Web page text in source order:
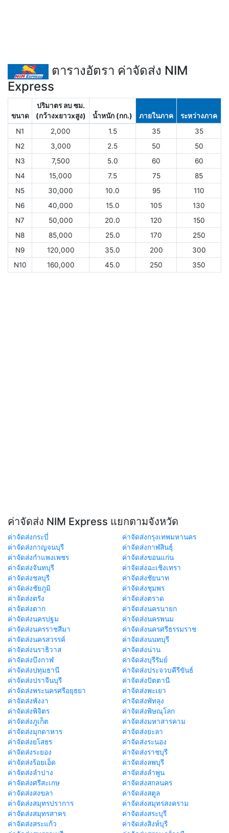
ตารางอัตรา ค่าจัดส่ง NIM
Express
ขนาด
ปริมาตร ลบ ซม.
(กว้างxยาวxสูง)
น้ำหนัก (กก.) ภายในภาค
ระหว่างภาค
N1
2,000 1.5 35
35
N2
3,000 2.5 50
50
N3
7,500 5.0 60
60
N4
15,000 7.5 75
85
N5
30,000 10.0 95
110
N6
40,000 15.0 105
130
N7
50,000 20.0 120
150
N8
85,000 25.0 170
250
N9
120,000 35.0 200
300
N10
160,000 45.0 250 350
ค่าจัดส่ง NIM Express แยกตามจังหวัด
ค่าจัดส่งกระบี่
ค่าจัดส่งกรุงเทพมหานคร
ค่าจัดส่งกาญจนบุรี
ค่าจัดส่งกาฬสินธุ์
ค่าจัดส่งกำแพงเพชร
ค่าจัดส่งขอนแก่น
ค่าจัดส่งจันทบุรี
ค่าจัดส่งฉะเชิงเทรา
ค่าจัดส่งชลบุรี
ค่าจัดส่งชัยนาท
ค่าจัดส่งชัยภูมิ
ค่าจัดส่งชุมพร
ค่าจัดส่งตรัง
ค่าจัดส่งตราด
ค่าจัดส่งตาก
ค่าจัดส่งนครนายก
ค่าจัดส่งนครปฐม
ค่าจัดส่งนครพนม
ค่าจัดส่งนครราชสีมา
ค่าจัดส่งนครศรีธรรมราช
ค่าจัดส่งนครสวรรค์
ค่าจัดส่งนนทบุรี
ค่าจัดส่งนราธิวาส
ค่าจัดส่งน่าน
ค่าจัดส่งบึงกาฬ
ค่าจัดส่งบุรีรัมย์
ค่าจัดส่งปทุมธานี
ค่าจัดส่งประจวบคีรีขันธ์
ค่าจัดส่งปราจีนบุรี
ค่าจัดส่งปัตตานี
ค่าจัดส่งพระนครศรีอยุธยา
ค่าจัดส่งพะเยา
ค่าจัดส่งพังงา
ค่าจัดส่งพัทลุง
ค่าจัดส่งพิจิตร
ค่าจัดส่งพิษณุโลก
ค่าจัดส่งภูเก็ต
ค่าจัดส่งมหาสารคาม
ค่าจัดส่งมุกดาหาร
ค่าจัดส่งยะลา
ค่าจัดส่งยโสธร
ค่าจัดส่งระนอง
ค่าจัดส่งระยอง
ค่าจัดส่งราชบุรี
ค่าจัดส่งร้อยเอ็ด
ค่าจัดส่งลพบุรี
ค่าจัดส่งลำปาง
ค่าจัดส่งลำพูน
ค่าจัดส่งศรีสะเกษ
ค่าจัดส่งสกลนคร
ค่าจัดส่งสงขลา
ค่าจัดส่งสตูล
ค่าจัดส่งสมุทรปราการ
ค่าจัดส่งสมุทรสงคราม
ค่าจัดส่งสมุทรสาคร
ค่าจัดส่งสระบุรี
ค่าจัดส่งสระแก้ว
ค่าจัดส่งสิงห์บุรี